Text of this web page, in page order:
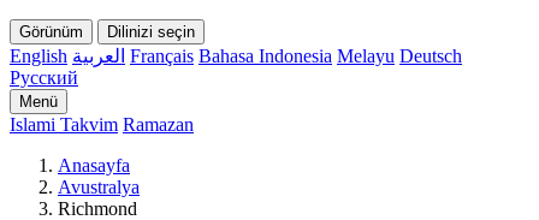
Görünüm Dilinizi seçin
English العربية Français Bahasa Indonesia Melayu Deutsch
Русский
Menü
Islami Takvim Ramazan
Anasayfa
Avustralya
Richmond